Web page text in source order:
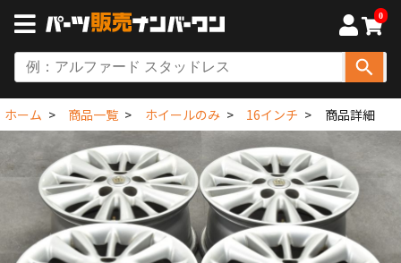
0
ホーム 商品一覧 ホイールのみ 16インチ 商品詳細